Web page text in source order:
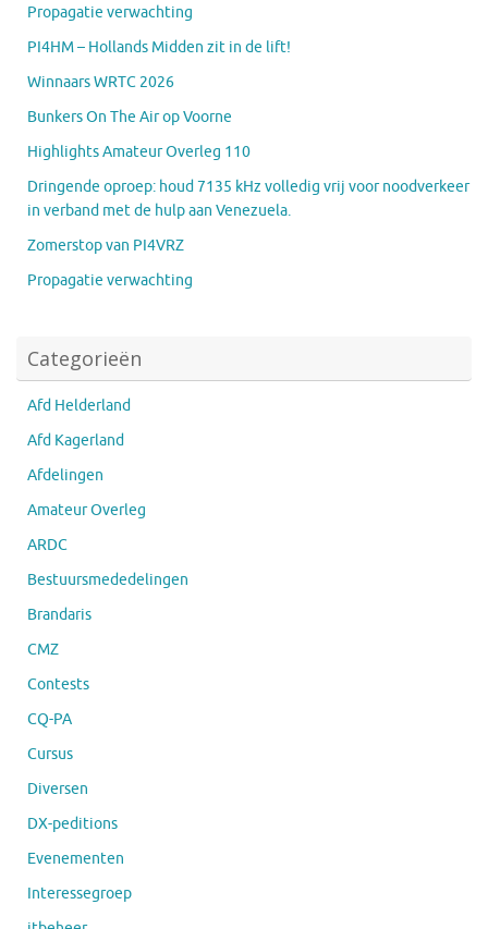
Propagatie verwachting
PI4HM – Hollands Midden zit in de lift!
Winnaars WRTC 2026
Bunkers On The Air op Voorne
Highlights Amateur Overleg 110
Dringende oproep: houd 7135 kHz volledig vrij voor noodverkeer
in verband met de hulp aan Venezuela.
Zomerstop van PI4VRZ
Propagatie verwachting
Categorieën
Afd Helderland
Afd Kagerland
Afdelingen
Amateur Overleg
ARDC
Bestuursmededelingen
Brandaris
CMZ
Contests
CQ-PA
Cursus
Diversen
DX-peditions
Evenementen
Interessegroep